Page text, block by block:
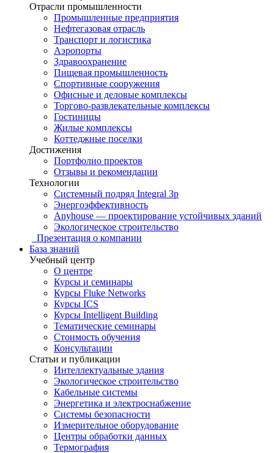
Отрасли промышленности
Промышленные предприятия
Нефтегазовая отрасль
Транспорт и логистика
Аэропорты
Здравоохранение
Пищевая промышленность
Спортивные сооружения
Офисные и деловые комплексы
Торгово-развлекательные комплексы
Гостиницы
Жилые комплексы
Коттеджные поселки
Достижения
Портфолио проектов
Отзывы и рекомендации
Технологии
Системный подряд Integral 3p
Энергоэффективность
Anyhouse — проектирование устойчивых зданий
Экологическое строительство
Презентация о компании
База знаний
Учебный центр
О центре
Курсы и семинары
Курсы Fluke Networks
Курсы ICS
Курсы Intelligent Building
Тематические семинары
Стоимость обучения
Консультации
Статьи и публикации
Интеллектуальные здания
Экологическое строительство
Кабельные системы
Энергетика и электроснабжение
Системы безопасности
Измерительное оборудование
Центры обработки данных
Термография